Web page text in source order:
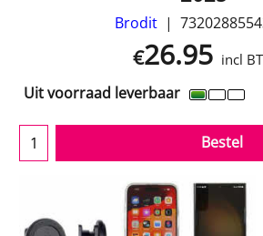
Brodit
€26.95 incl
Uit voorraad leverbaar
Bestel